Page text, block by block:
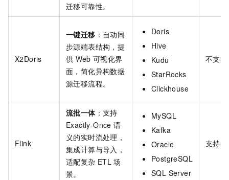
迁移可靠性。
X2Doris
一键迁移 ：自动同
步源端表结构，提
供 Web 可视化界
面，简化异构数据
源迁移流程。
Doris
Hive
Kudu
StarRocks
Clickhouse
不支持
Flink
流批一体：支持
Exactly-Once 语
义的实时流处理，
集成计算与导入，
适配复杂 ETL 场
景。
MySQL
Kafka
Oracle
PostgreSQL
SQL Server
支持